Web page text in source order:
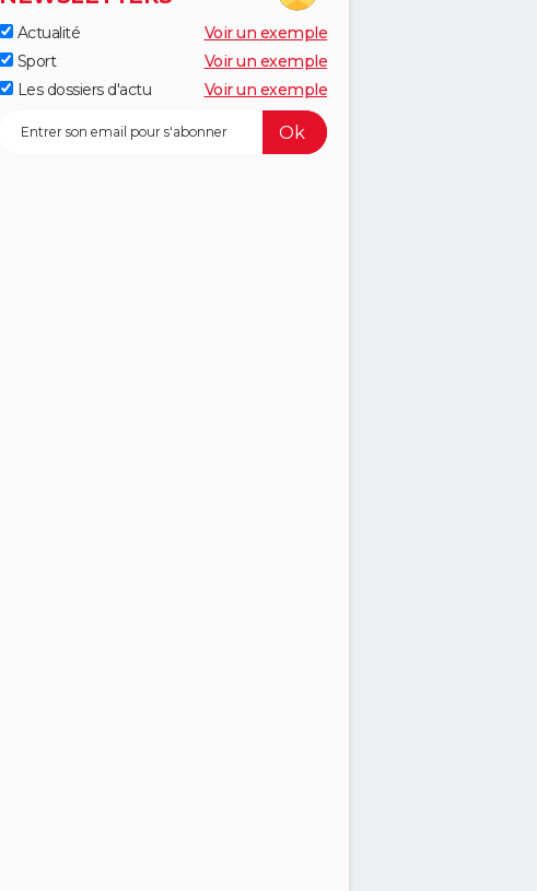
Actualité
Voir un exemple
Sport
Voir un exemple
Les dossiers d'actu
Voir un exemple